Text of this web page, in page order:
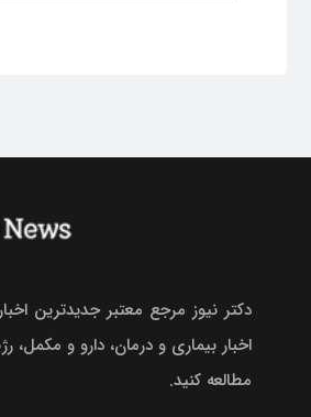
دکتر نیوز مرجع معتبر جدیدترین
اخبار بیماری و درمان، دارو و
مطالعه کنید.